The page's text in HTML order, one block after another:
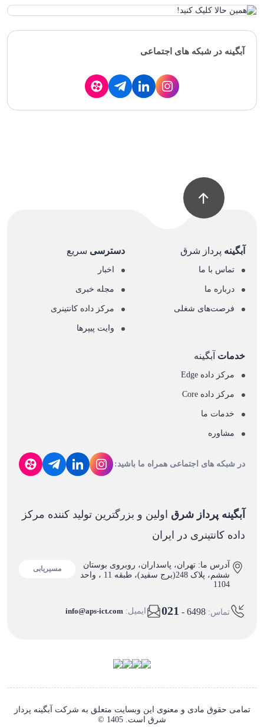
آبگینه در شبکه های اجتماعی
آبگینه پرداز شرق
تماس با ما
درباره ما
فرصت‌های شغلی
دسترسی سریع
اخبار
مجله خبری
مرکز داده کانتینری
وایت پیپرها
خدمات آبگینه
مرکز داده Edge
مرکز داده Core
خدمات ما
مشاوره
در شبکه های اجتماعی همراه ما باشید:
آبگینه پرداز شرق اولین و بزرگترین تولید کننده مرکز
داده کانتینری در ایران
آدرس ما: تهران، پاسداران، روبروی بوستان
ششم، پلاک 248(برج سفید)، طبقه 11 ، واحد
1104
مسیریابی
تماس: 021 - 6498 ایمیل: info@aps-ict.com
تمامی حقوق مادی و معنوی این وبسایت متعلق به شرکت آبگینه پرداز
شرق است. 1405 ©